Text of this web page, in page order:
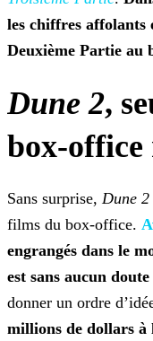
les chiffres affolants
Deuxième Partie au
Dune 2,
box-
Sans surprise, Dune 2
films du box-office.
engrangés dans le
est sans aucun
donner un ordre
millions de dollars à